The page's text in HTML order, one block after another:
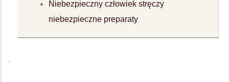
Niebezpieczny człowiek stręczy
niebezpieczne preparaty